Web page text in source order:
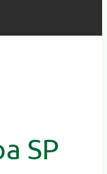
SP